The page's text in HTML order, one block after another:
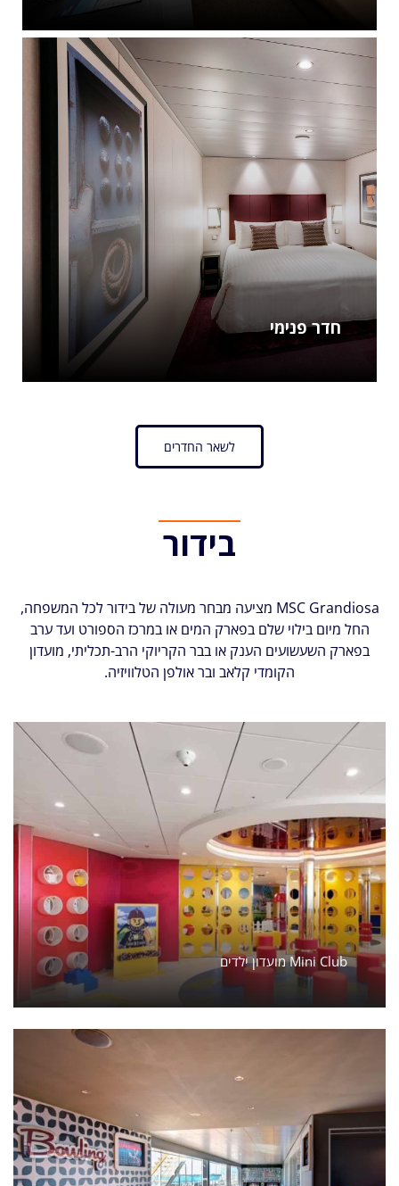
חדר פנימי
לשאר החדרים
בידור
MSC Grandiosa מציעה מבחר מעולה של בידור לכל המשפחה,
החל מיום בילוי שלם בפארק המים או במרכז הספורט ועד ערב
בפארק השעשועים הענק או בבר הקריוקי הרב-תכליתי, מועדון
הקומדי קלאב ובר אולפן הטלוויזיה.
מועדון ילדים Mini Club